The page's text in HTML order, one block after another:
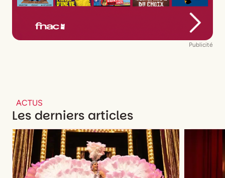
Publicité
ACTUS
Les derniers articles